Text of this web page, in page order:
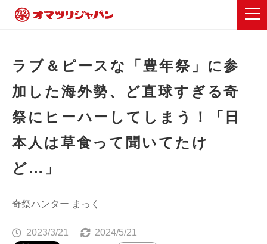
ラブ＆ピースな「豊年祭」に参
加した海外勢、ど直球すぎる奇
祭にヒーハーしてしまう！「日
本人は草食って聞いてたけ
ど…」
奇祭ハンター まっく
2023/3/21 2024/5/21